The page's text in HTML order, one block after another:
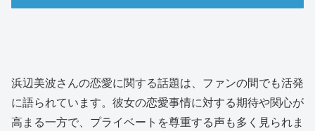
浜辺美波さんの恋愛に関する話題は、ファンの間でも活発
に語られています。彼女の恋愛事情に対する期待や関心が
高まる一方で、プライベートを尊重する声も多く見られま